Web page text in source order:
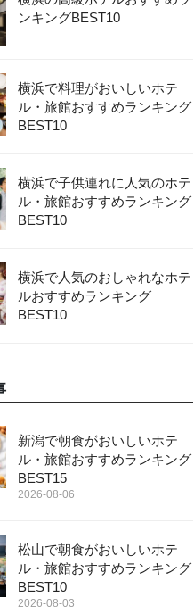
ンキングBEST10
横浜で料理がおいしいホテ
ル・旅館おすすめランキング
BEST10
横浜で子供連れに人気のホテ
ル・旅館おすすめランキング
BEST10
横浜で人気のおしゃれなホテ
ルおすすめランキング
BEST10
新潟で朝食がおいしいホテ
ル・旅館おすすめランキング
BEST15
2026-08-06
松山で朝食がおいしいホテ
ル・旅館おすすめランキング
BEST10
2026-08-03